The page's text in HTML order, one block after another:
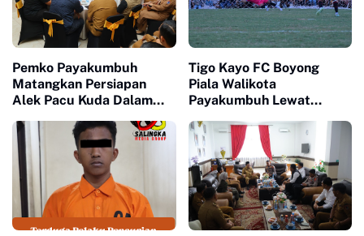
Pemko Payakumbuh
Matangkan Persiapan
Alek Pacu Kuda Dalam
Tigo Kayo FC Boyong
Piala Walikota
Payakumbuh Lewat